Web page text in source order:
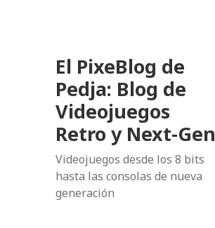
El PixeBlog de
Pedja: Blog de
Videojuegos
Retro y Next-Gen
Videojuegos desde los 8 bits
hasta las consolas de nueva
generación